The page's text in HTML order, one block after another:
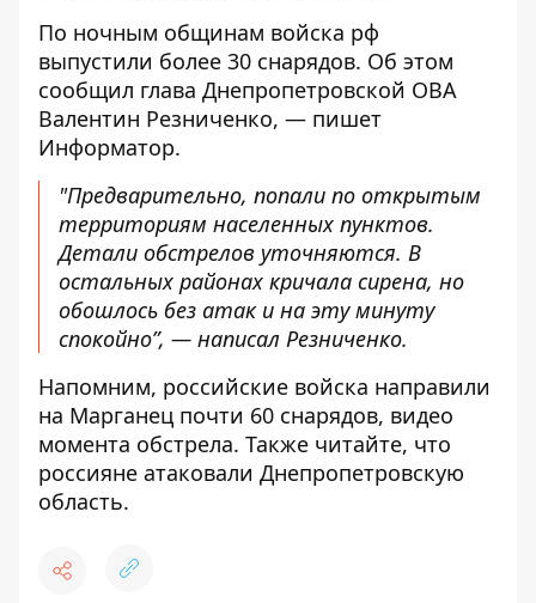
По ночным общинам войска рф
выпустили более 30 снарядов. Об этом
сообщил глава Днепропетровской ОВА
Валентин Резниченко, — пишет
Информатор.
"Предварительно, попали по открытым
территориям населенных пунктов.
Детали обстрелов уточняются. В
остальных районах кричала сирена, но
обошлось без атак и на эту минуту
спокойно”, — написал Резниченко.
Напомним, российские войска направили
на Марганец почти 60 снарядов, видео
момента обстрела. Также читайте, что
россияне атаковали Днепропетровскую
область.